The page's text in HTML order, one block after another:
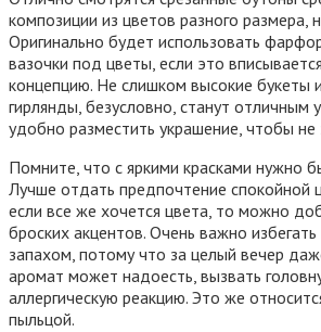
композиции из цветов разного размера,
Оригинально будет использовать
вазочки под цветы, если это
концепцию. Не слишком высокие букеты
гирлянды, безусловно, станут отличным
удобно разместить украшение, чтобы не
Помните, что с яркими красками нужно
Лучше отдать предпочтение спокойной
если все же хочется цвета, то можно
броских акцентов. Очень важно
запахом, потому что за целый вечер
аромат может надоесть, вызвать
аллергическую реакцию. Это же
пыльцой.